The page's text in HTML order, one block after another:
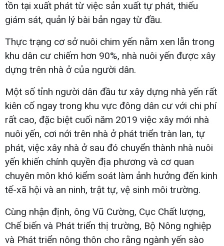
tồn tại xuất phát từ việc sản xuất tự phát, thiếu
giám sát, quản lý bài bản ngay từ đầu.
Thực trạng cơ sở nuôi chim yến nằm xen lẫn trong
khu dân cư chiếm hơn 90%, nhà nuôi yến được xây
dựng trên nhà ở của người dân.
Một số tỉnh người dân đầu tư xây dựng nhà yến rất
kiên cố ngay trong khu vực đông dân cư với chi phí
rất cao, đặc biệt cuối năm 2019 việc xây mới nhà
nuôi yến, cơi nới trên nhà ở phát triển tràn lan, tự
phát, việc xây nhà ở sau đó chuyển thành nhà nuôi
yến khiến chính quyền địa phương và cơ quan
chuyên môn khó kiểm soát làm ảnh hưởng đến kinh
tế-xã hội và an ninh, trật tự, vệ sinh môi trường.
Cùng nhận định, ông Vũ Cường, Cục Chất lượng,
Chế biến và Phát triển thị trường, Bộ Nông nghiệp
và Phát triển nông thôn cho rằng ngành yến sào